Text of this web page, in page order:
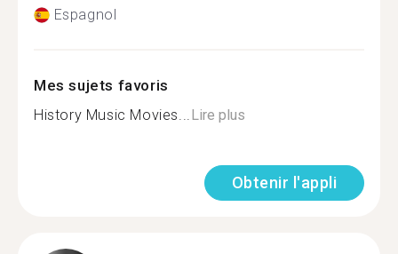
Espagnol
Mes sujets favoris
History Music Movies...Lire plus
Obtenir l'appli